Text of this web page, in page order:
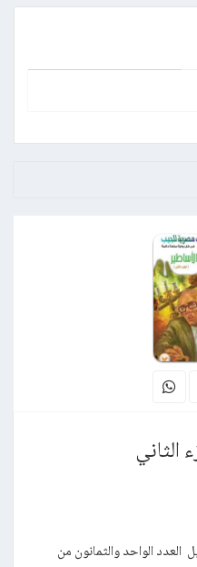
الثاني
العدد الواحد والثمانون من